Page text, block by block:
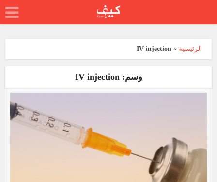
الرئيسية »
IV injection
وسم: IV injection